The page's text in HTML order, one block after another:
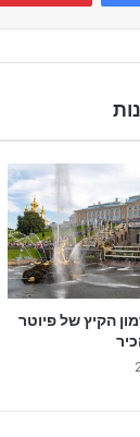
הקיץ של פיוטר